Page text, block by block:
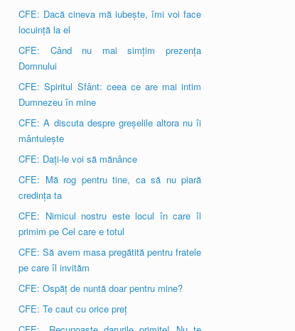
CFE: Dacă cineva mă iubește, îmi voi face
locuință la el
CFE: Când nu mai simțim prezența
Domnului
CFE: Spiritul Sfânt: ceea ce are mai intim
Dumnezeu în mine
CFE: A discuta despre greșelile altora nu îi
mântuiește
CFE: Dați-le voi să mănânce
CFE: Mă rog pentru tine, ca să nu piară
credința ta
CFE: Nimicul nostru este locul în care îl
primim pe Cel care e totul
CFE: Să avem masa pregătită pentru fratele
pe care îl invităm
CFE: Ospăț de nuntă doar pentru mine?
CFE: Te caut cu orice preț